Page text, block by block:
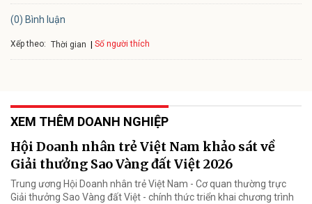
(0) Bình luận
Xếp theo: Thời gian Số người thích
XEM THÊM DOANH NGHIỆP
Hội Doanh nhân trẻ Việt Nam khảo sát về
Giải thưởng Sao Vàng đất Việt 2026
Trung ương Hội Doanh nhân trẻ Việt Nam - Cơ quan thường trực
Giải thưởng Sao Vàng đất Việt - chính thức triển khai chương trình